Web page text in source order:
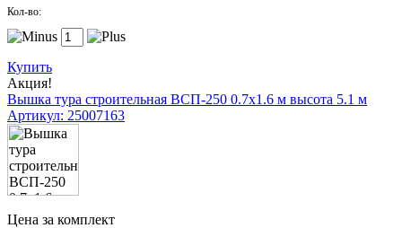
Кол-во:
Купить
Акция!
Вышка тура строительная ВСП-250 0.7х1.6 м высота 5.1 м
Артикул: 25007163
Цена за комплект